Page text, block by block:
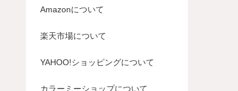
Amazonについて
楽天市場について
YAHOO!ショッピングについて
カラーミーショップについて